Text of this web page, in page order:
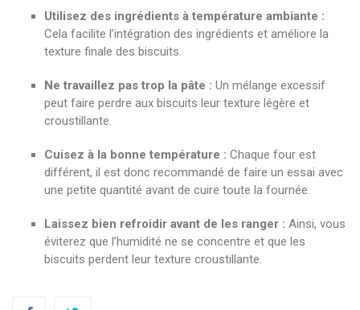
Utilisez des ingrédients à température ambiante :
Cela facilite l’intégration des ingrédients et améliore la
texture finale des biscuits.
Ne travaillez pas trop la pâte : Un mélange excessif
peut faire perdre aux biscuits leur texture légère et
croustillante.
Cuisez à la bonne température : Chaque four est
différent, il est donc recommandé de faire un essai avec
une petite quantité avant de cuire toute la fournée.
Laissez bien refroidir avant de les ranger : Ainsi, vous
éviterez que l’humidité ne se concentre et que les
biscuits perdent leur texture croustillante.